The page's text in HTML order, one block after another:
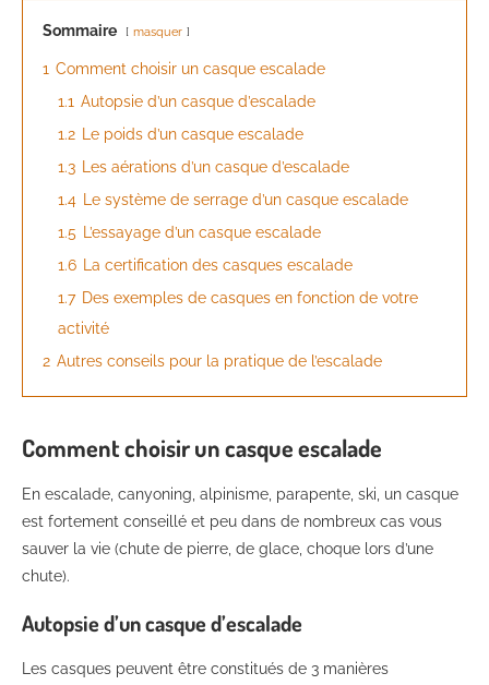
Sommaire masquer
1 Comment choisir un casque escalade
1.1 Autopsie d’un casque d’escalade
1.2
Le poids d’un casque escalade
1.3
Les aérations d’un casque d’escalade
1.4
Le système de serrage d’un casque escalade
1.5
L’essayage d’un casque escalade
1.6
La certification des casques escalade
1.7 Des exemples de casques en fonction de votre
activité
2 Autres conseils pour la pratique de l’escalade
Comment choisir un casque escalade
En escalade, canyoning, alpinisme, parapente, ski, un casque
est fortement conseillé et peu dans de nombreux cas vous
sauver la vie (chute de pierre, de glace, choque lors d’une
chute).
Autopsie d’un casque d’escalade
Les casques peuvent être constitués de 3 manières